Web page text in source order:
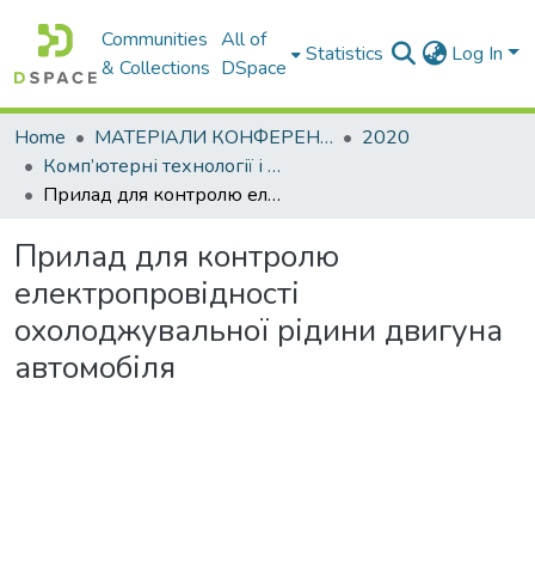
Communities
& Collections
All of
DSpace
Statistics Log In
Home МАТЕРІАЛИ КОНФЕРЕНЦІЙ
2020
Комп’ютерні технології і мехатроніка
Прилад для контролю електропровідності охолоджувальної рідини двигуна автомобіля
Прилад для контролю
електропровідності
охолоджувальної рідини двигуна
автомобіля